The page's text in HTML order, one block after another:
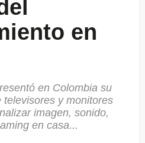
en
en Colombia su
televisores y monitores
imagen, sonido,
en casa...